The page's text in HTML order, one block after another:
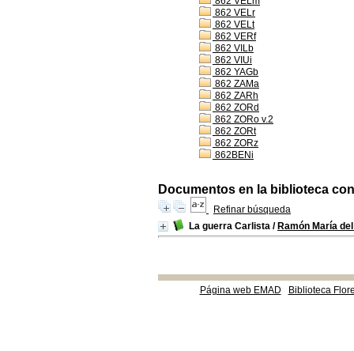
862 VELr
862 VELt
862 VERf
862 VILb
862 VIUi
862 YAGb
862 ZAMa
862 ZARh
862 ZORd
862 ZORo v.2
862 ZORt
862 ZORz
862BENi
Documentos en la biblioteca
Refinar búsqueda
La guerra Carlista / Ramón María
Página web EMAD Biblioteca